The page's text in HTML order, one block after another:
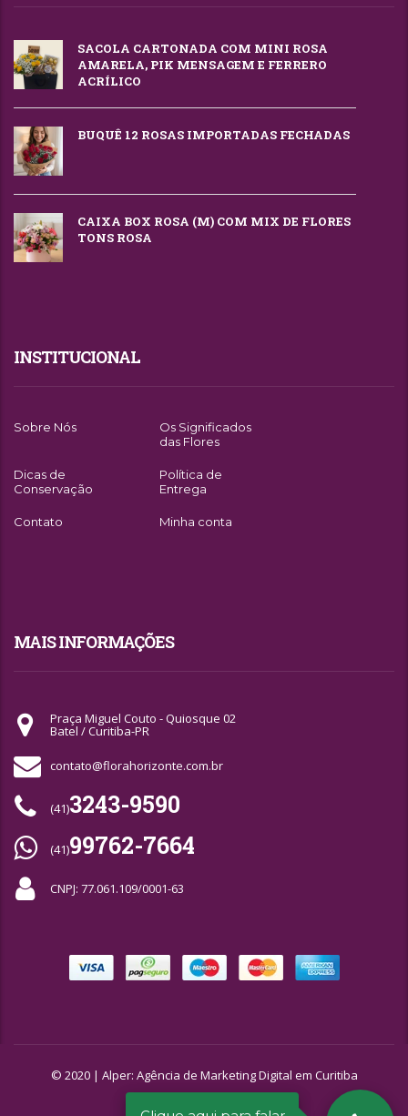
SACOLA CARTONADA COM MINI ROSA
AMARELA, PIK MENSAGEM E FERRERO
ACRÍLICO
BUQUÊ 12 ROSAS IMPORTADAS FECHADAS
CAIXA BOX ROSA (M) COM MIX DE FLORES
TONS ROSA
INSTITUCIONAL
Sobre Nós
Os Significados
das Flores
Dicas de
Conservação
Política de
Entrega
Contato Minha conta
MAIS INFORMAÇÕES
Praça Miguel Couto - Quiosque 02
Batel / Curitiba-PR
contato@florahorizonte.com.br
(41)3243-9590
(41)99762-7664
CNPJ: 77.061.109/0001-63
© 2020 | Alper: Agência de Marketing Digital em Curitiba